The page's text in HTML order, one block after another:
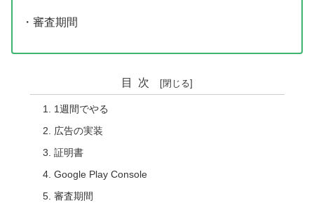
・審査期間
目次
1週間でやる
広告の実装
証明書
Google Play Console
審査期間